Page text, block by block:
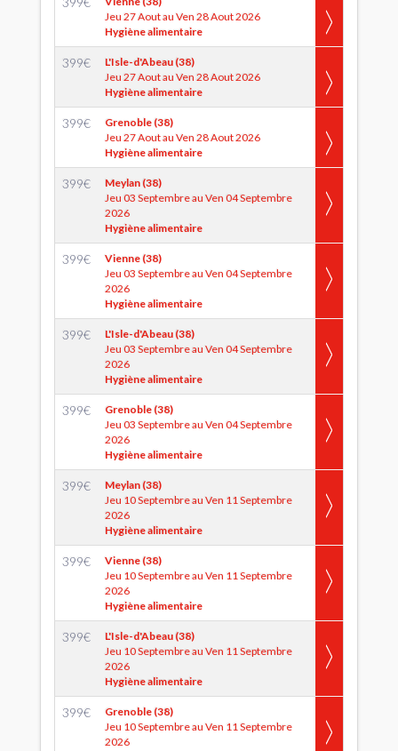
Jeu 27 Aout au Ven 28 Aout 2026
Hygiène alimentaire
399€
L'Isle-d'Abeau (38)
Jeu 27 Aout au Ven 28 Aout 2026
Hygiène alimentaire
399€
Grenoble (38)
Jeu 27 Aout au Ven 28 Aout 2026
Hygiène alimentaire
399€
Meylan (38)
Jeu 03 Septembre au Ven 04 Septembre
2026
Hygiène alimentaire
399€
Vienne (38)
Jeu 03 Septembre au Ven 04 Septembre
2026
Hygiène alimentaire
399€
L'Isle-d'Abeau (38)
Jeu 03 Septembre au Ven 04 Septembre
2026
Hygiène alimentaire
399€
Grenoble (38)
Jeu 03 Septembre au Ven 04 Septembre
2026
Hygiène alimentaire
399€
Meylan (38)
Jeu 10 Septembre au Ven 11 Septembre
2026
Hygiène alimentaire
399€
Vienne (38)
Jeu 10 Septembre au Ven 11 Septembre
2026
Hygiène alimentaire
399€
L'Isle-d'Abeau (38)
Jeu 10 Septembre au Ven 11 Septembre
2026
Hygiène alimentaire
399€
Grenoble (38)
Jeu 10 Septembre au Ven 11 Septembre
2026